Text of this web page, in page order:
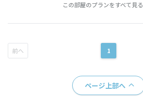
この部屋のプランをすべて見る
1
ページ上部へ